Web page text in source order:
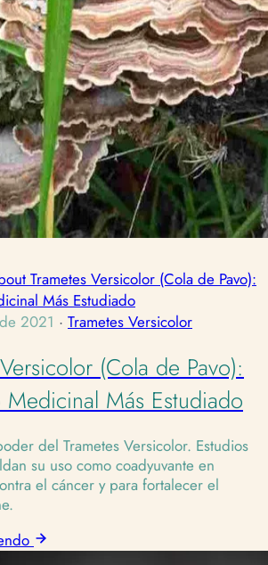
Trametes Versicolor (Cola de Pavo):
Más Estudiado
2021 · Trametes Versicolor
(Cola de Pavo):
Más Estudiado
del Trametes Versicolor. Estudios
su uso como coadyuvante en
el cáncer y para fortalecer el